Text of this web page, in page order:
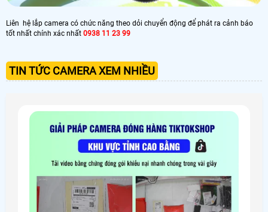
Liên hệ lắp camera có chức năng theo dỏi chuyển động để phát ra cảnh báo
tốt nhất chính xác nhất 0938 11 23 99
TIN TỨC CAMERA XEM NHIỀU